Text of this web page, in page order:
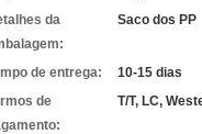
da
Saco dos PP
de entrega:
10-15 dias
de
T/T, LC,